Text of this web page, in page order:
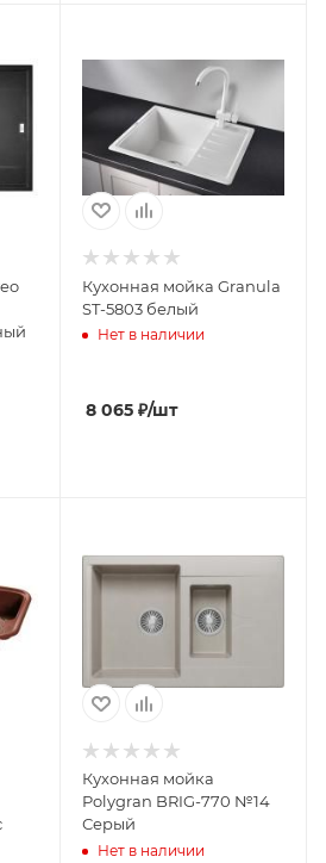
Кухонная мойка Granula
ST-5803 белый
Нет в наличии
8 065₽/шт
Кухонная мойка
Polygran BRIG-770 №14
Серый
Нет в наличии